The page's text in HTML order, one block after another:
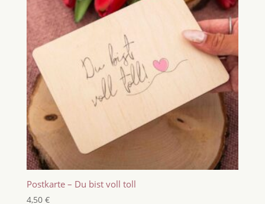
Postkarte – Du bist voll toll
4,50 €